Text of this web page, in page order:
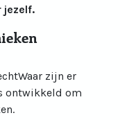
jezelf.
zijn er
ontwikkeld om